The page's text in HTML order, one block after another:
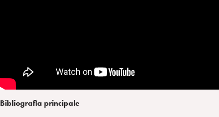
Bibliografia principale